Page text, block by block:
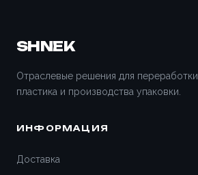
SHNEK
Отраслевые решения для переработки
пластика и производства упаковки.
ИНФОРМАЦИЯ
Доставка